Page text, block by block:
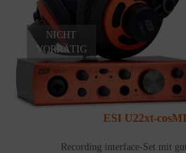
ESI U22xt-
Recording interface-Set mit
NICHT
VORRÄTIG